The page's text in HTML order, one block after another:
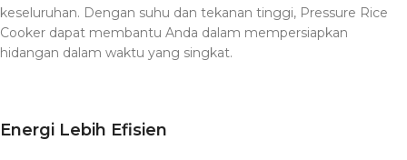
keseluruhan. Dengan suhu dan tekanan tinggi, Pressure Rice
Cooker dapat membantu Anda dalam mempersiapkan
hidangan dalam waktu yang singkat.
Energi Lebih Efisien